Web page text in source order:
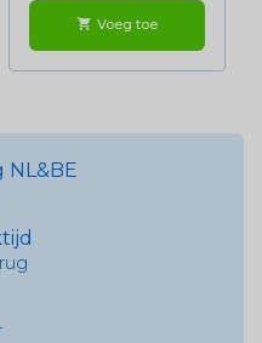
shopping_cart Voeg toe
NL&BE